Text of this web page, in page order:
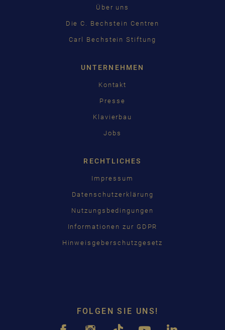
Über uns
Die C. Bechstein Centren
Carl Bechstein Stiftung
UNTERNEHMEN
Kontakt
Presse
Klavierbau
Jobs
RECHTLICHES
Impressum
Datenschutzerklärung
Nutzungsbedingungen
Informationen zur GDPR
Hinweisgeberschutzgesetz
FOLGEN SIE UNS!